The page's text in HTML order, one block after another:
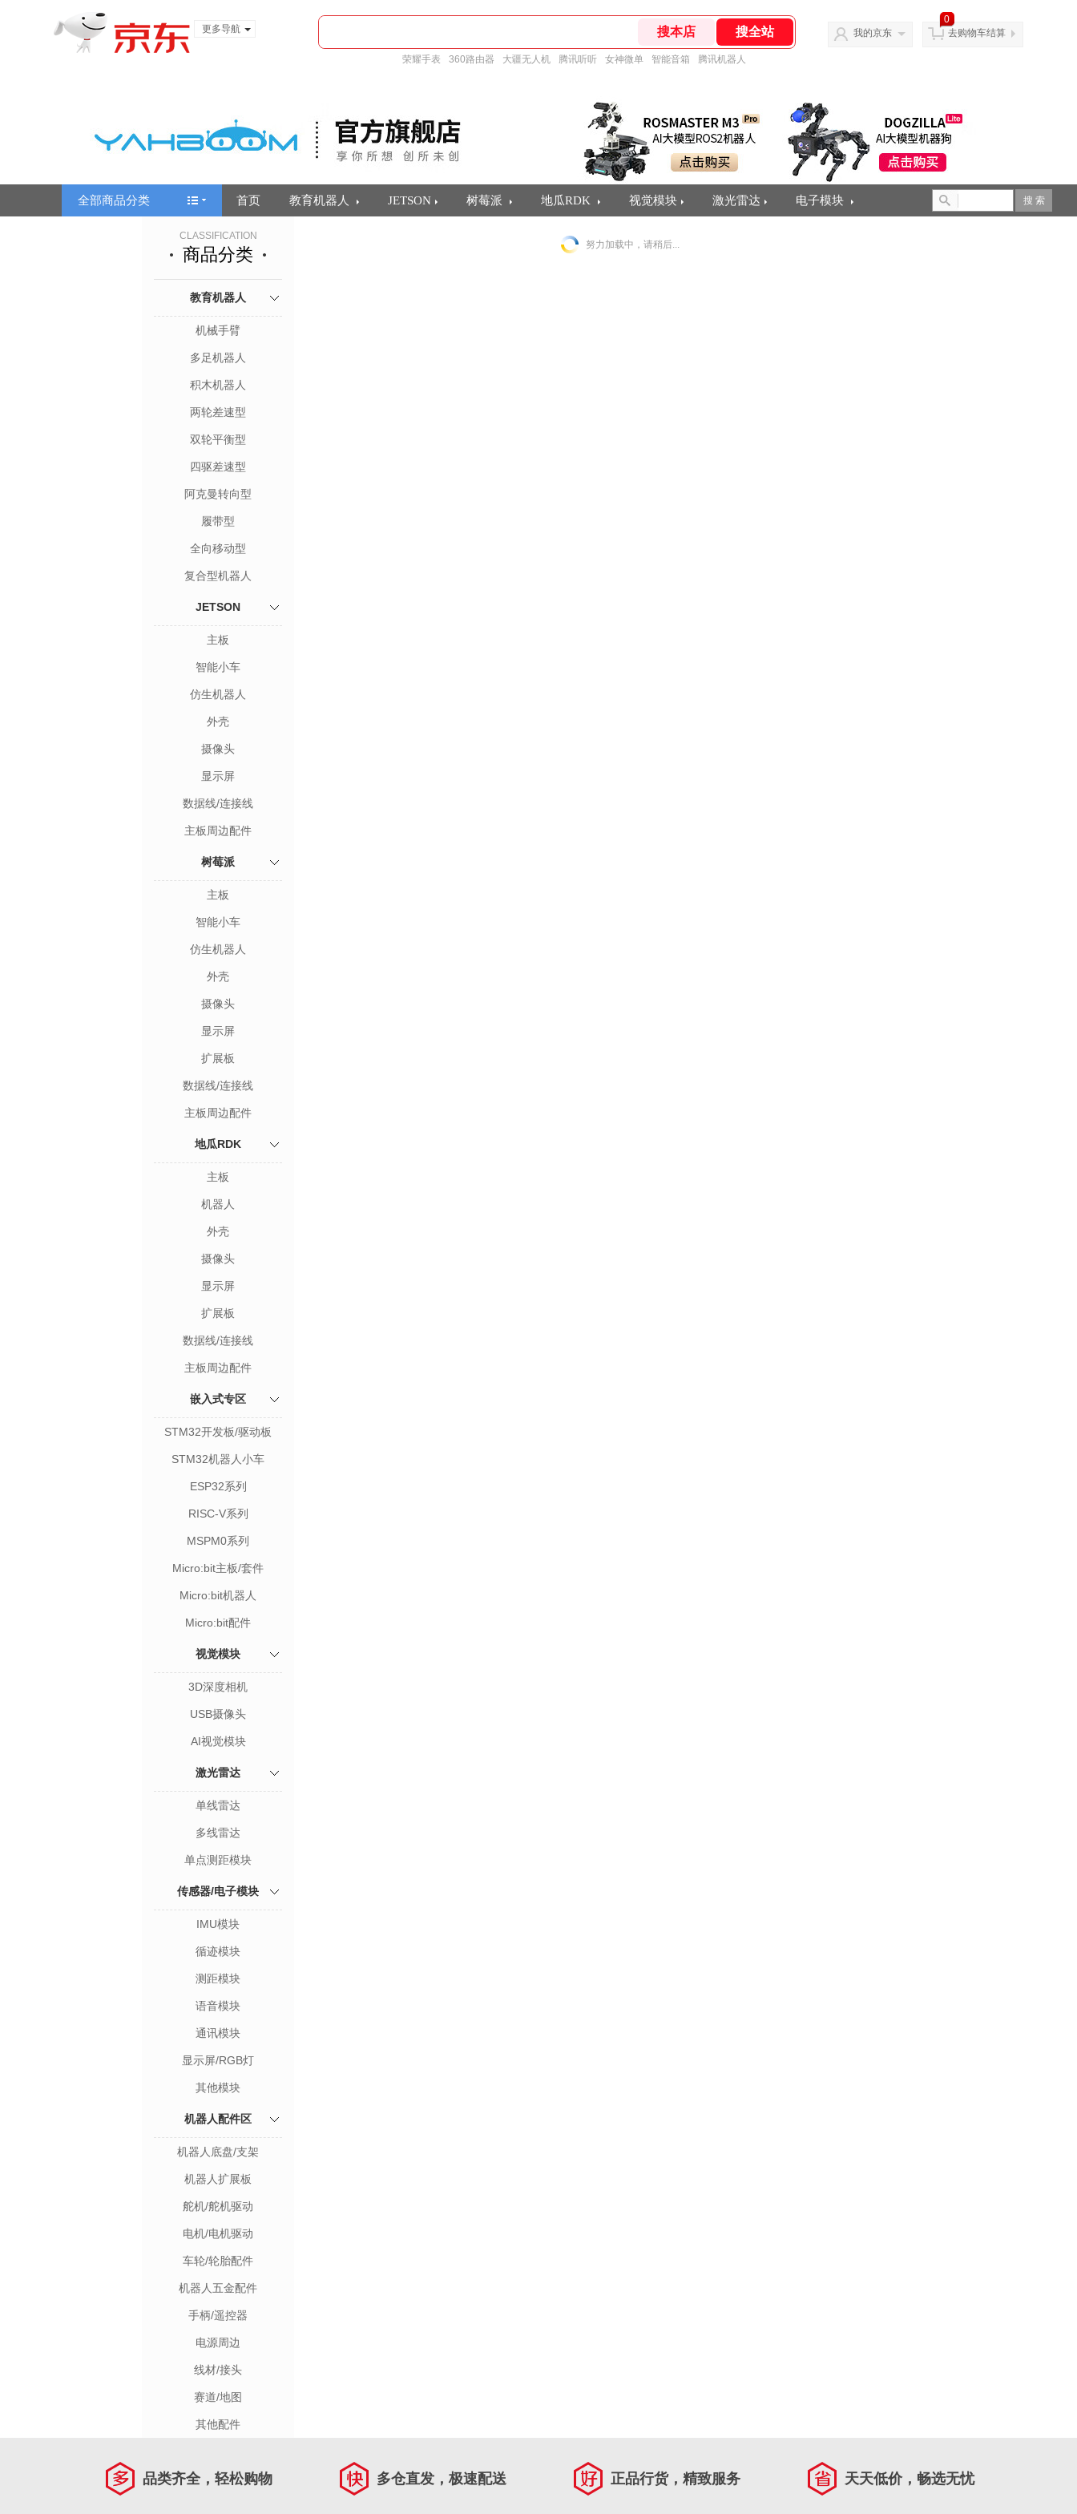
更多导航
荣耀手表 360路由器 大疆无人机 腾讯听听 女神微单 智能音箱 腾讯机器人
我的京东
0
去购物车结算
搜 索
全部商品分类 首页 教育机器人 JETSON 树莓派 地瓜RDK 视觉模块 激光雷达 电子模块
CLASSIFICATION
商品分类
教育机器人
机械手臂
多足机器人
积木机器人
两轮差速型
双轮平衡型
四驱差速型
阿克曼转向型
履带型
全向移动型
复合型机器人
JETSON
主板
智能小车
仿生机器人
外壳
摄像头
显示屏
数据线/连接线
主板周边配件
树莓派
主板
智能小车
仿生机器人
外壳
摄像头
显示屏
扩展板
数据线/连接线
主板周边配件
地瓜RDK
主板
机器人
外壳
摄像头
显示屏
扩展板
数据线/连接线
主板周边配件
嵌入式专区
STM32开发板/驱动板
STM32机器人小车
ESP32系列
RISC-V系列
MSPM0系列
Micro:bit主板/套件
Micro:bit机器人
Micro:bit配件
视觉模块
3D深度相机
USB摄像头
AI视觉模块
激光雷达
单线雷达
多线雷达
单点测距模块
传感器/电子模块
IMU模块
循迹模块
测距模块
语音模块
通讯模块
显示屏/RGB灯
其他模块
机器人配件区
机器人底盘/支架
机器人扩展板
舵机/舵机驱动
电机/电机驱动
车轮/轮胎配件
机器人五金配件
手柄/遥控器
电源周边
线材/接头
赛道/地图
其他配件
努力加载中，请稍后...
品类齐全，轻松购物 多仓直发，极速配送 正品行货，精致服务 天天低价，畅选无忧